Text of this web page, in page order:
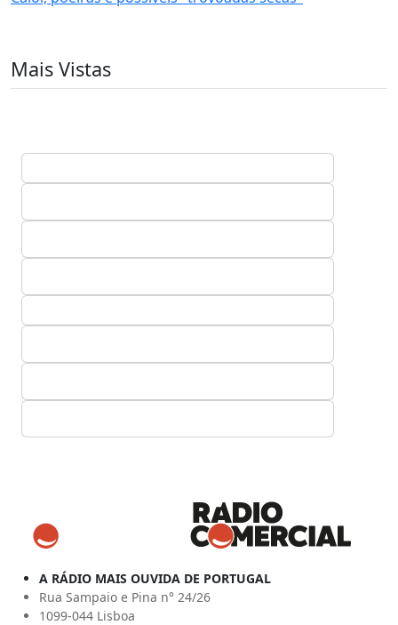
Mais Vistas
A RÁDIO MAIS OUVIDA DE PORTUGAL
Rua Sampaio e Pina n° 24/26
1099-044 Lisboa